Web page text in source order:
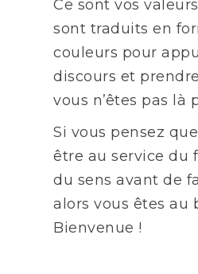
Ce sont vos
sont traduits en
couleurs pour
discours et
vous n’êtes pas là
Si vous pensez
être au service du
du sens avant de
alors vous êtes au
Bienvenue !